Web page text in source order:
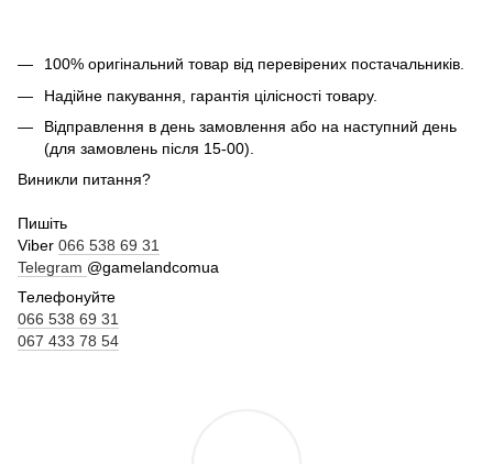
100% оригінальний товар від перевірених постачальників.
Надійне пакування, гарантія цілісності товару.
Відправлення в день замовлення або на наступний день
(для замовлень після 15-00).
Виникли питання?
Пишіть
Viber 066 538 69 31
Telegram @gamelandcomua
Телефонуйте
066 538 69 31
067 433 78 54